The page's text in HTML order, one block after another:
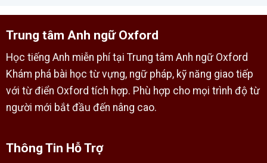
Trung tâm Anh ngữ Oxford
Học tiếng Anh miễn phí tại Trung tâm Anh ngữ Oxford
Khám phá bài học từ vựng, ngữ pháp, kỹ năng giao tiếp
với từ điển Oxford tích hợp. Phù hợp cho mọi trình độ từ
người mới bắt đầu đến nâng cao.
Thông Tin Hỗ Trợ